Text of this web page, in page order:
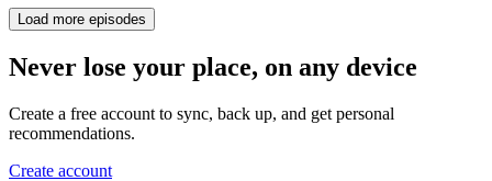
Load more episodes
Never lose your place, on any device
Create a free account to sync, back up, and get personal
recommendations.
Create account